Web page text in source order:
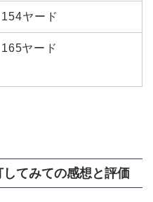
154ヤード
165ヤード
てみての感想と評価